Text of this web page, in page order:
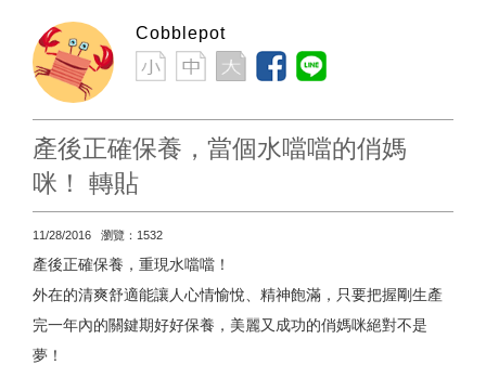
Cobblepot
產後正確保養，當個水噹噹的俏媽
咪！ 轉貼
11/28/2016 瀏覽：1532
產後正確保養，重現水噹噹！
外在的清爽舒適能讓人心情愉悅、精神飽滿，只要把握剛生產
完一年內的關鍵期好好保養，美麗又成功的俏媽咪絕對不是
夢！